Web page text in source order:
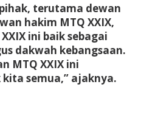
terutama dewan
hakim MTQ XXIX,
ini baik sebagai
dakwah kebangsaan.
MTQ XXIX ini
semua,” ajaknya.